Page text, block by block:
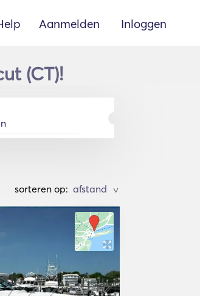
Aanmelden Inloggen
(CT)!
sorteren op: >